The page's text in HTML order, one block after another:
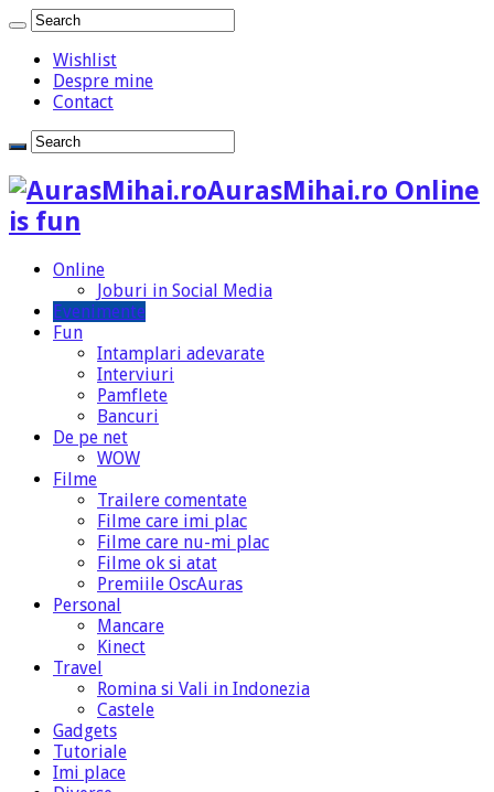
Wishlist
Despre mine
Contact
AurasMihai.ro Online
is fun
Online
Joburi in Social Media
Evenimente
Fun
Intamplari adevarate
Interviuri
Pamflete
Bancuri
De pe net
WOW
Filme
Trailere comentate
Filme care imi plac
Filme care nu-mi plac
Filme ok si atat
Premiile OscAuras
Personal
Mancare
Kinect
Travel
Romina si Vali in Indonezia
Castele
Gadgets
Tutoriale
Imi place